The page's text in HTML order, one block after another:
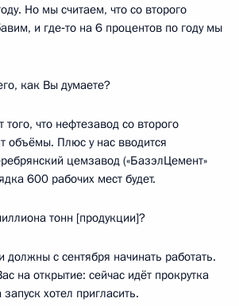
Но мы считаем, что со второго
и где‑то на 6 процентов по году мы
как Вы думаете?
того, что нефтезавод со второго
объёмы. Плюс у нас вводится
цемзавод («БазэлЦемент»
600 рабочих мест будет.
тонн [продукции]?
должны с сентября начинать работать.
на открытие: сейчас идёт прокрутка
хотел пригласить.